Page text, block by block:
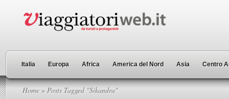
Italia Europa Africa America del Nord Asia Centro
Home » Posts Tagged "Sikandra"